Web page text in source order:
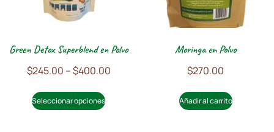
Green Detox Superblend en Polvo
$245.00 –$400.00
Seleccionar opciones
Moringa en Polvo
$270.00
Añadir al carrito